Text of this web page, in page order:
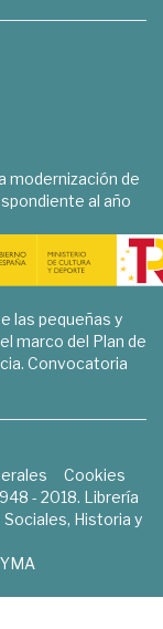
modernización de
al año
las pequeñas y
marco del Plan de
Convocatoria
Cookies
- 2018. Librería
Historia y